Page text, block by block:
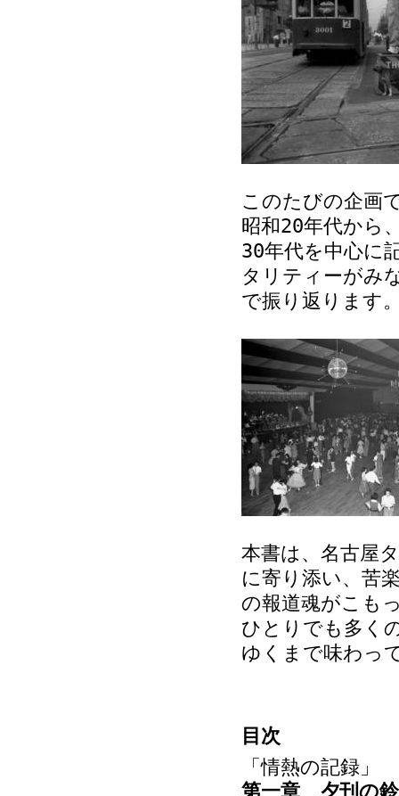
このたびの企画
昭和20年代から
30年代を中心に
タリティーがみ
で振り返ります
本書は、名古屋
に寄り添い、苦
の報道魂がこも
ひとりでも多く
ゆくまで味わっ
目次
「情熱の記録」
第一章 夕刊の